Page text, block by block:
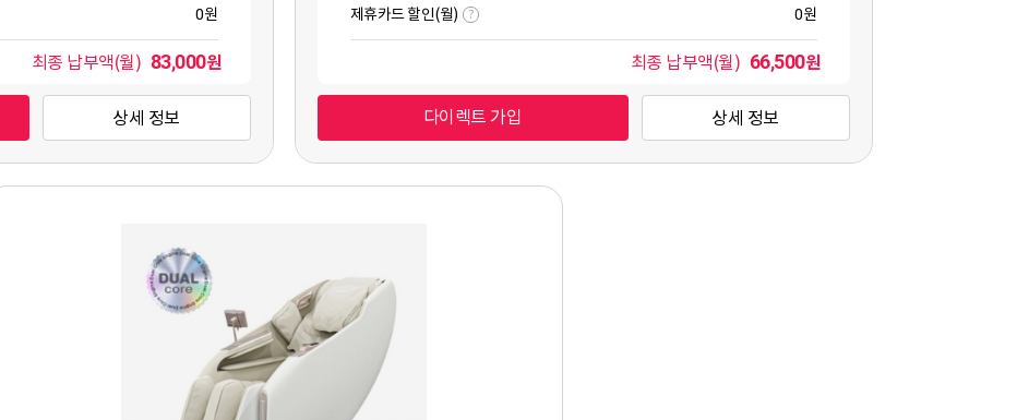
0원
최종 납부액(월) 83,000원
상세 정보
제휴카드 할인(월)
? 0원
최종 납부액(월) 66,500원
다이렉트 가입 상세 정보